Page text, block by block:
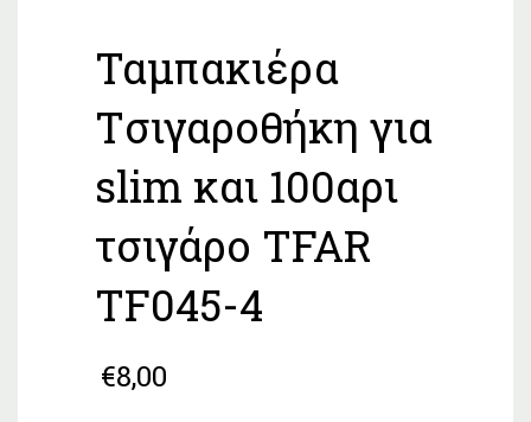
Ταμπακιέρα
Tσιγαροθήκη για
slim και 100αρι
τσιγάρο TFAR
TF045-4
€8,00